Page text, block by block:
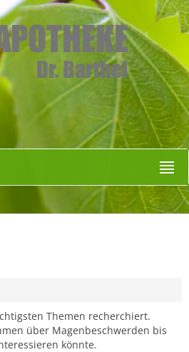
Themen recherchiert.
über Magenbeschwerden bis
könnte.